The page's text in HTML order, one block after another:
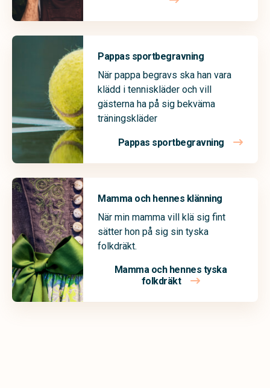
Pappas sportbegravning
När pappa begravs ska han vara
klädd i tenniskläder och vill
gästerna ha på sig bekväma
träningskläder
Pappas sportbegravning
Mamma och hennes klänning
När min mamma vill klä sig fint
sätter hon på sig sin tyska
folkdräkt.
Mamma och hennes tyska
folkdräkt